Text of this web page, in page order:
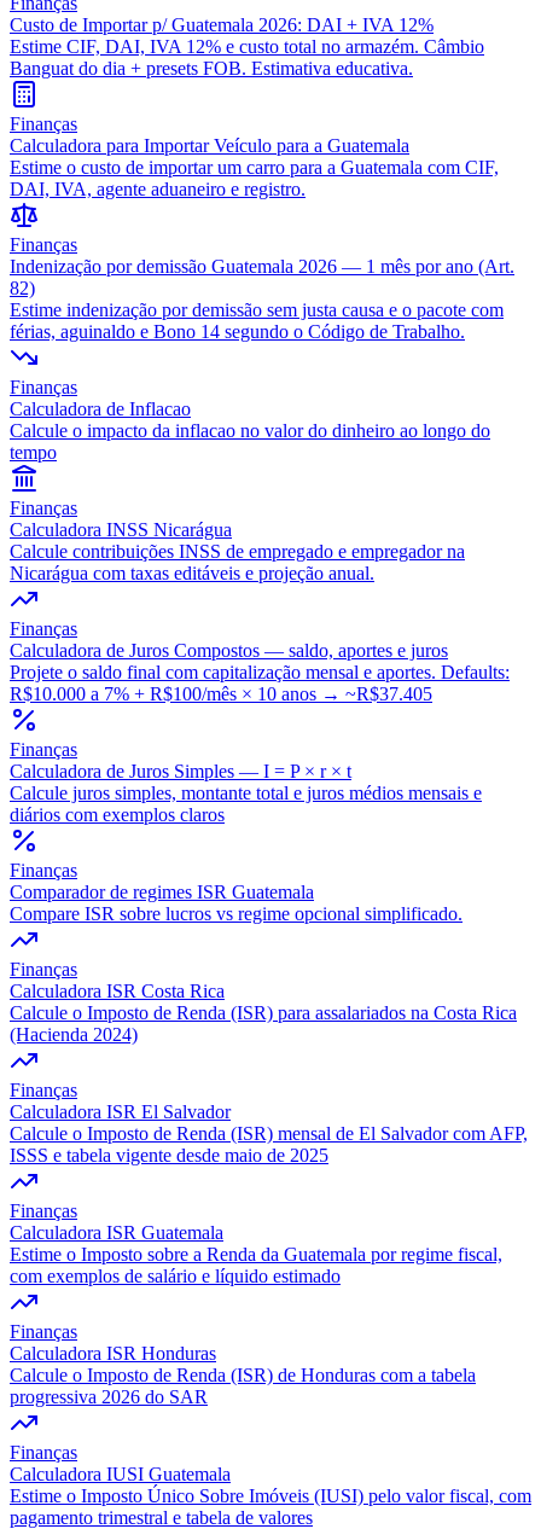
Custo de Importar p/ Guatemala 2026: DAI + IVA 12%
Estime CIF, DAI, IVA 12% e custo total no armazém. Câmbio
Banguat do dia + presets FOB. Estimativa educativa.
Finanças
Calculadora para Importar Veículo para a Guatemala
Estime o custo de importar um carro para a Guatemala com CIF,
DAI, IVA, agente aduaneiro e registro.
Finanças
Indenização por demissão Guatemala 2026 — 1 mês por ano (Art.
82)
Estime indenização por demissão sem justa causa e o pacote com
férias, aguinaldo e Bono 14 segundo o Código de Trabalho.
Finanças
Calculadora de Inflacao
Calcule o impacto da inflacao no valor do dinheiro ao longo do
tempo
Finanças
Calculadora INSS Nicarágua
Calcule contribuições INSS de empregado e empregador na
Nicarágua com taxas editáveis e projeção anual.
Finanças
Calculadora de Juros Compostos — saldo, aportes e juros
Projete o saldo final com capitalização mensal e aportes. Defaults:
R$10.000 a 7% + R$100/mês × 10 anos → ~R$37.405
Finanças
Calculadora de Juros Simples — I = P × r × t
Calcule juros simples, montante total e juros médios mensais e
diários com exemplos claros
Finanças
Comparador de regimes ISR Guatemala
Compare ISR sobre lucros vs regime opcional simplificado.
Finanças
Calculadora ISR Costa Rica
Calcule o Imposto de Renda (ISR) para assalariados na Costa Rica
(Hacienda 2024)
Finanças
Calculadora ISR El Salvador
Calcule o Imposto de Renda (ISR) mensal de El Salvador com AFP,
ISSS e tabela vigente desde maio de 2025
Finanças
Calculadora ISR Guatemala
Estime o Imposto sobre a Renda da Guatemala por regime fiscal,
com exemplos de salário e líquido estimado
Finanças
Calculadora ISR Honduras
Calcule o Imposto de Renda (ISR) de Honduras com a tabela
progressiva 2026 do SAR
Finanças
Calculadora IUSI Guatemala
Estime o Imposto Único Sobre Imóveis (IUSI) pelo valor fiscal, com
pagamento trimestral e tabela de valores